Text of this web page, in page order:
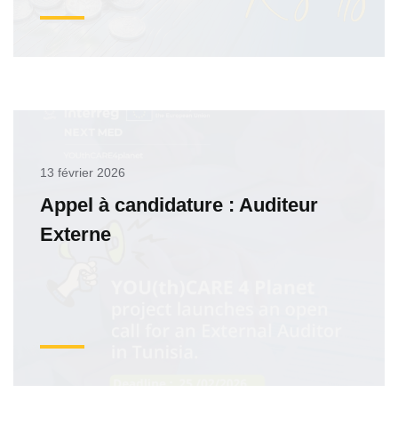
13 février 2026
Appel à candidature : Auditeur
Externe